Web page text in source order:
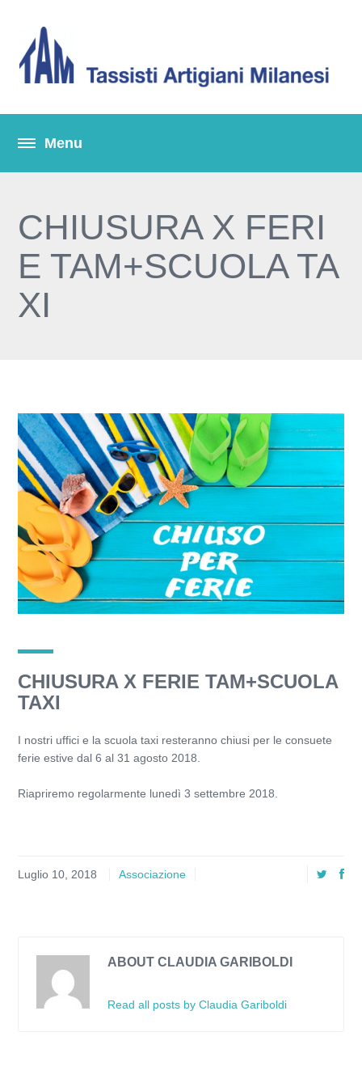
CHIUSURA X FERI
E TAM+SCUOLA TA
XI
CHIUSURA X FERIE TAM+SCUOLA
TAXI
I nostri uffici e la scuola taxi resteranno chiusi per le consuete
ferie estive dal 6 al 31 agosto 2018.
Riapriremo regolarmente lunedì 3 settembre 2018.
Luglio 10, 2018 Associazione
ABOUT CLAUDIA GARIBOLDI
Read all posts by Claudia Gariboldi